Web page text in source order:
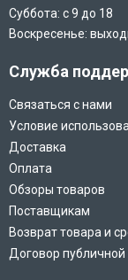
Суббота: с 9 до 18
Воскресенье:
Служба
Связаться с нами
Условие
Доставка
Оплата
Обзоры товаров
Поставщикам
Возврат товара и
Договор